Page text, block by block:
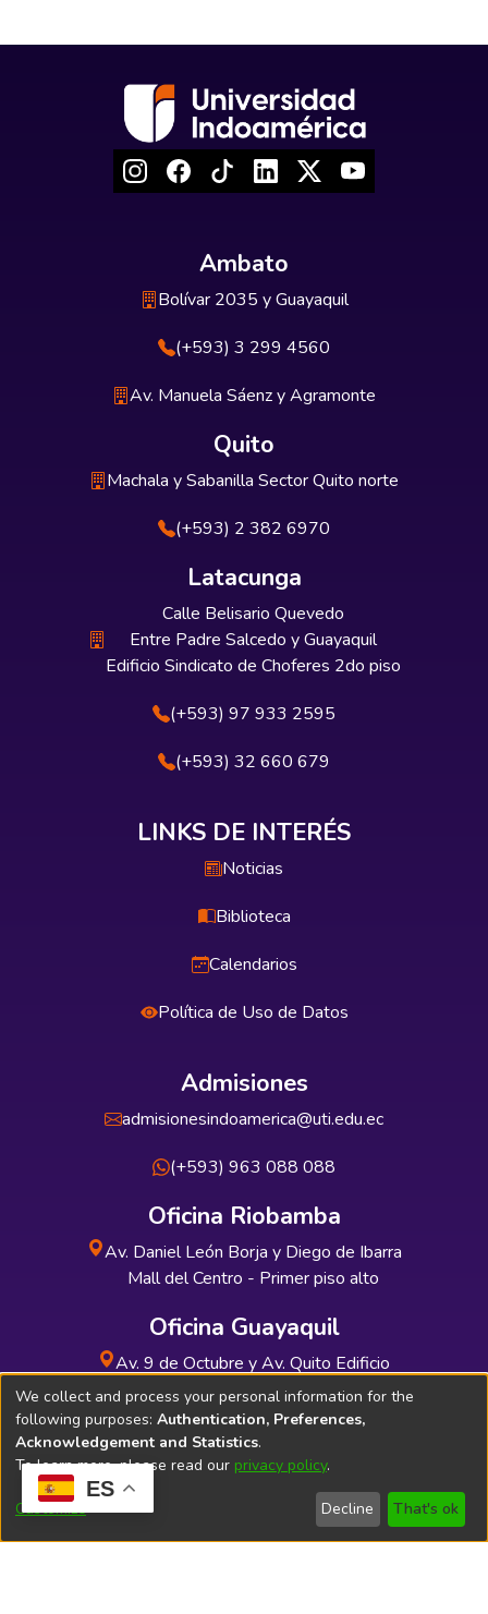
ES
Ambato
Bolívar 2035 y Guayaquil
(+593) 3 299 4560
Av. Manuela Sáenz y Agramonte
Quito
Machala y Sabanilla Sector Quito norte
(+593) 2 382 6970
Latacunga
Calle Belisario Quevedo
Entre Padre Salcedo y Guayaquil
Edificio Sindicato de Choferes 2do piso
(+593) 97 933 2595
(+593) 32 660 679
LINKS DE INTERÉS
Noticias
Biblioteca
Calendarios
Política de Uso de Datos
Admisiones
admisionesindoamerica@uti.edu.ec
(+593) 963 088 088
Oficina Riobamba
Av. Daniel León Borja y Diego de Ibarra
Mall del Centro - Primer piso alto
Oficina Guayaquil
Av. 9 de Octubre y Av. Quito Edificio
INDUAUTO - Planta baja
Soporte Técnico Bibliolatino.com
We collect and process your personal information for the
following purposes: Authentication, Preferences,
Acknowledgement and Statistics.
To learn more, please read our privacy policy.
Customize Decline That's ok